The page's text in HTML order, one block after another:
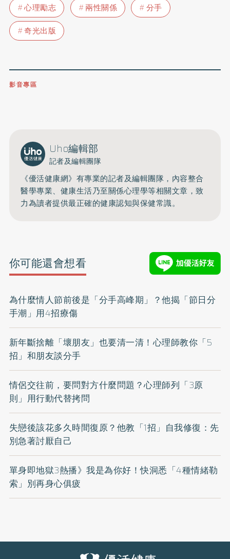
心理勵志 兩性關係
分手
奇光出版
影音專區
Uho編輯部
記者及編輯團隊
《優活健康網》有專業的記者及編輯團隊，內容整合
醫學專業、健康生活乃至關係心理學等相關文章，致
力為讀者提供最正確的健康認知與保健常識。
你可能還會想看
為什麼情人節前後是「分手高峰期」？他揭「節日分
手潮」用4招療傷
新年斷捨離「壞朋友」也要清一清！心理師教你「5
招」和朋友談分手
情侶交往前，要問對方什麼問題？心理師列「3原
則」用行動代替拷問
失戀後該花多久時間復原？他教「1招」自我修復：先
別急著討厭自己
單身即地獄3熱播》我是為你好！快洞悉「4種情緒勒
索」別再身心俱疲